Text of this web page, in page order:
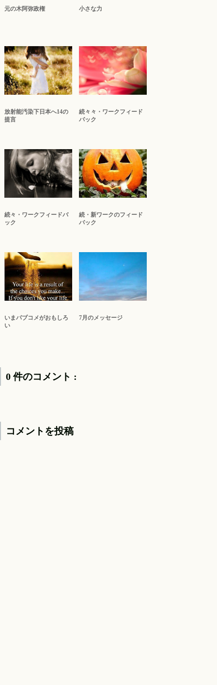
元の木阿弥政権 小さな力
放射能汚染下日本へ14の
提言
続々々・ワークフィード
バック
続々・ワークフィードバ
ック
続・新ワークのフィード
バック
いまパブコメがおもしろ
い
7月のメッセージ
0 件のコメント :
コメントを投稿